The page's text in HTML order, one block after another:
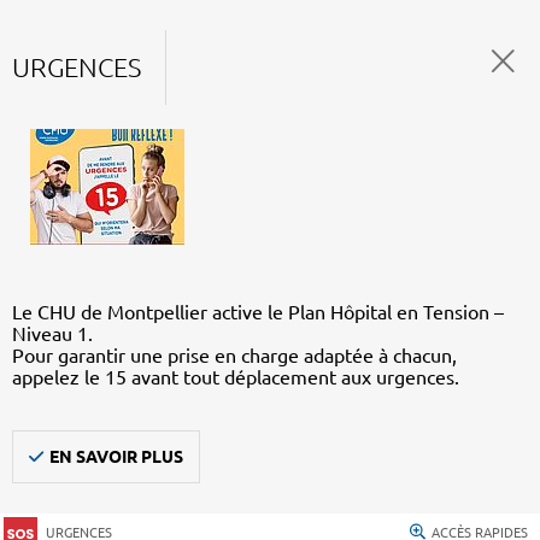
URGENCES
Le CHU de Montpellier active le Plan Hôpital en Tension –
Niveau 1.
Pour garantir une prise en charge adaptée à chacun,
appelez le 15 avant tout déplacement aux urgences.
EN SAVOIR PLUS
URGENCES ACCÈS RAPIDES